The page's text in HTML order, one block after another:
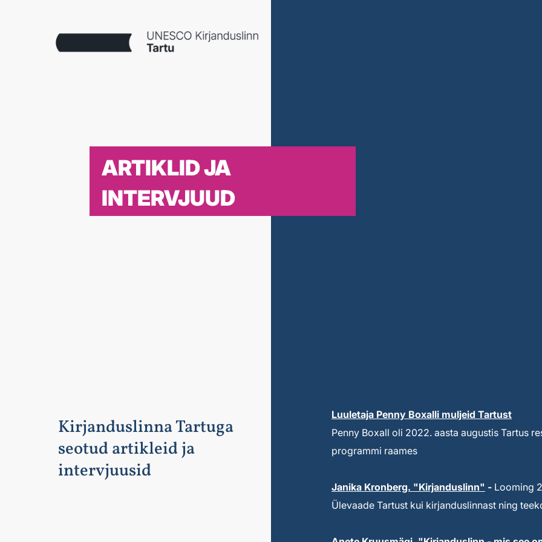
ARTIKLID JA
INTERVJUUD
Kirjanduslinna Tartuga
seotud artikleid ja
intervjuusid
Luuletaja Penny Boxalli muljeid Tartust
Penny Boxall oli 2022. aasta augustis Tartus
programmi raames
Janika Kronberg. "Kirjanduslinn" -Looming
Ülevaade Tartust kui kirjanduslinnast ning